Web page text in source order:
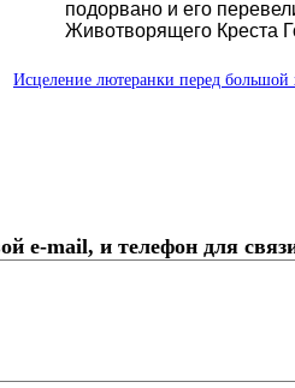
подорвано и его
Животворящего Креста
Исцеление лютеранки перед
e-mail, и телефон для